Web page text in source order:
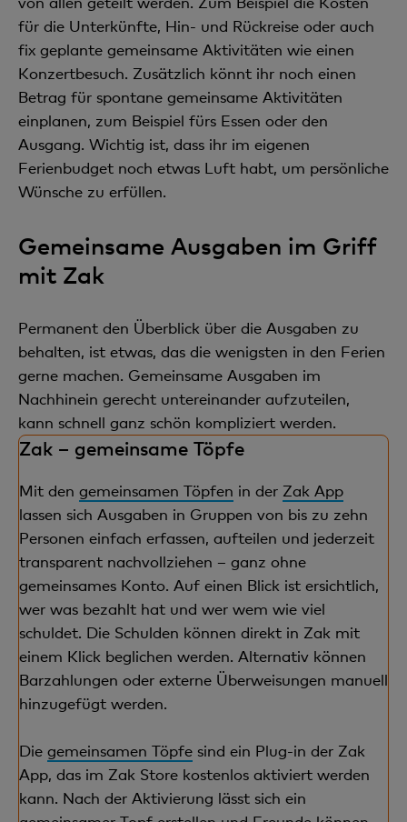
für die Unterkünfte, Hin- und Rückreise oder auch
fix geplante gemeinsame Aktivitäten wie einen
Konzertbesuch. Zusätzlich könnt ihr noch einen
Betrag für spontane gemeinsame Aktivitäten
einplanen, zum Beispiel fürs Essen oder den
Ausgang. Wichtig ist, dass ihr im eigenen
Ferienbudget noch etwas Luft habt, um persönliche
Wünsche zu erfüllen.
Gemeinsame Ausgaben im Griff
mit Zak
Permanent den Überblick über die Ausgaben zu
behalten, ist etwas, das die wenigsten in den Ferien
gerne machen. Gemeinsame Ausgaben im
Nachhinein gerecht untereinander aufzuteilen,
kann schnell ganz schön kompliziert werden.
Zak – gemeinsame Töpfe
Mit den gemeinsamen Töpfen in der Zak App
lassen sich Ausgaben in Gruppen von bis zu zehn
Personen einfach erfassen, aufteilen und jederzeit
transparent nachvollziehen – ganz ohne
gemeinsames Konto. Auf einen Blick ist ersichtlich,
wer was bezahlt hat und wer wem wie viel
schuldet. Die Schulden können direkt in Zak mit
einem Klick beglichen werden. Alternativ können
Barzahlungen oder externe Überweisungen manuell
hinzugefügt werden.
Die gemeinsamen Töpfe sind ein Plug-in der Zak
App, das im Zak Store kostenlos aktiviert werden
kann. Nach der Aktivierung lässt sich ein